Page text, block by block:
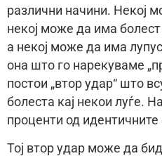
различни начини. Некој
некој може да има
а некој може да има
она што го нарекуваме
постои „втор удар“ што
болеста кај некои луѓе.
проценти од
Тој втор удар може да